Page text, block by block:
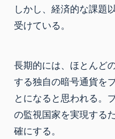
しかし、経済的な課題
受けている。
長期的には、ほとんど
する独自の暗号通貨を
とになると思われる。
の監視国家を実現する
確にする。